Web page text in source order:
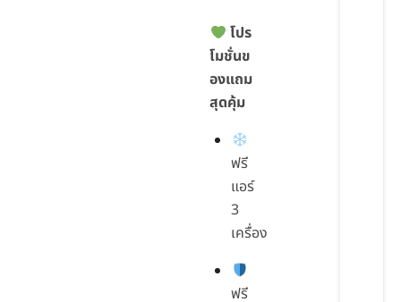
โปร
โมชั่นข
องแถม
สุดคุ้ม
ฟรี
แอร์
3
เครื่อง
ฟรี